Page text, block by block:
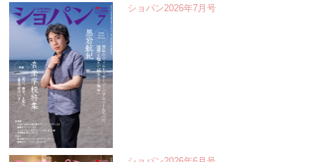
ショパン2026年7月号